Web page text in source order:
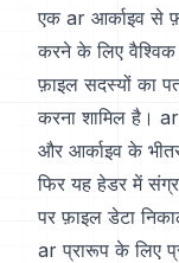
एक ar आर्काइव से
करने के लिए वैश्विक
फ़ाइल सदस्यों का
करना शामिल है।
और आर्काइव के
फिर यह हेडर में
पर फ़ाइल डेटा
ar प्रारूप के लिए